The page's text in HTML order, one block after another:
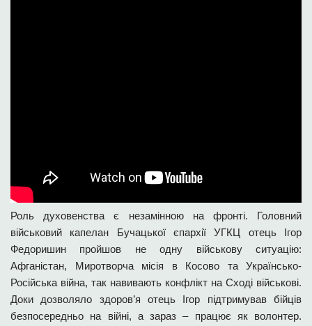
Роль духовенства є незамінною на фронті. Головний
військовий капелан Бучацької єпархії УГКЦ отець Ігор
Федоришин пройшов не одну військову ситуацію:
Афганістан, Миротворча місія в Косово та Українсько-
Російська війна, так навивають конфлікт на Сході військові.
Доки дозволяло здоров’я отець Ігор підтримував бійців
безпосередньо на війні, а зараз – працює як волонтер.